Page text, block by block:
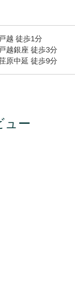
戸越 徒歩1分
戸越銀座 徒歩3分
原中延 徒歩9分
ュー